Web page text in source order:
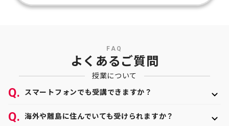
FAQ
よくあるご質問
授業について
スマートフォンでも受講できますか？
ブレット、PCなどで受講していただくことができま
海外や離島に住んでいても受けられますか？